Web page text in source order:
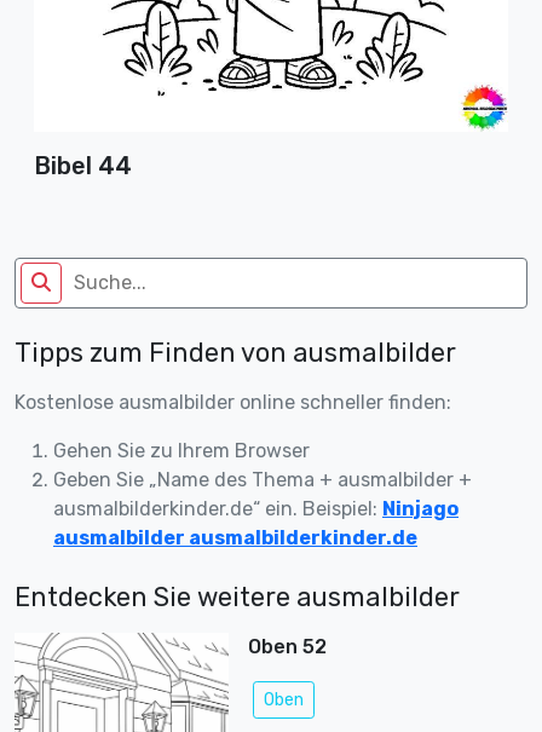
Bibel 44
Tipps zum Finden von ausmalbilder
Kostenlose ausmalbilder online schneller finden:
Gehen Sie zu Ihrem Browser
Geben Sie „Name des Thema + ausmalbilder +
ausmalbilderkinder.de“ ein. Beispiel: Ninjago
ausmalbilder ausmalbilderkinder.de
Entdecken Sie weitere ausmalbilder
Oben 52
Oben